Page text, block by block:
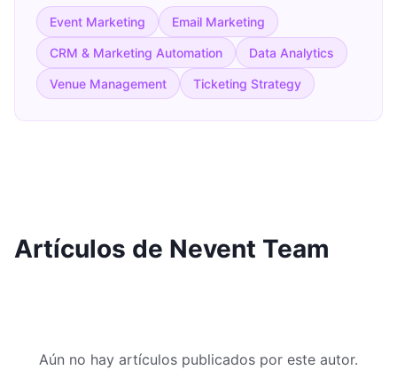
Event Marketing Email Marketing
CRM & Marketing Automation Data Analytics
Venue Management Ticketing Strategy
Artículos de Nevent Team
Aún no hay artículos publicados por este autor.